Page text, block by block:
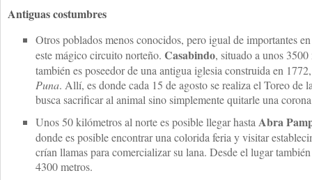
Antiguas costumbres
Otros poblados menos conocidos, pero igual de importantes
este mágico circuito norteño. Casabindo, situado a unos
también es poseedor de una antigua iglesia construida en
Puna. Allí, es donde cada 15 de agosto se realiza el Toreo de
busca sacrificar al animal sino simplemente quitarle una
Unos 50 kilómetros al norte es posible llegar hasta Abra
donde es posible encontrar una colorida feria y visitar
crían llamas para comercializar su lana. Desde el lugar
4300 metros.